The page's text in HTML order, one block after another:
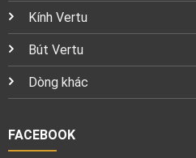
Kính Vertu
Bút Vertu
Dòng khác
FACEBOOK